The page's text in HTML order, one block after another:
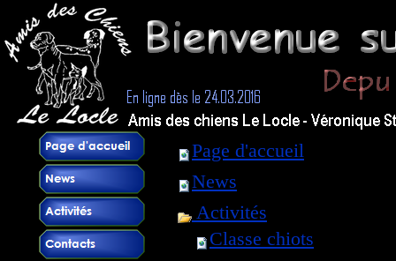
Page d'accueil
News
Activités
Classe chiots